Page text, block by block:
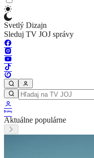
Svetlý Dizajn
Sleduj TV JOJ správy
Aktuálne populárne